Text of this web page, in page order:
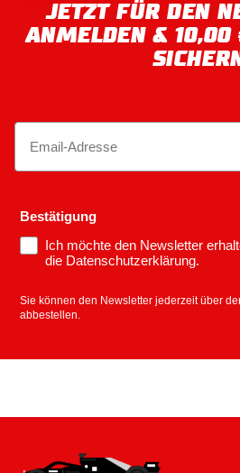
JETZT FÜR DEN
ANMELDEN & 10,00
Email
Bestätigung
Ich möchte den Newsletter
die Datenschutzerklärung.
Sie können den Newsletter jederzeit über
abbestellen.